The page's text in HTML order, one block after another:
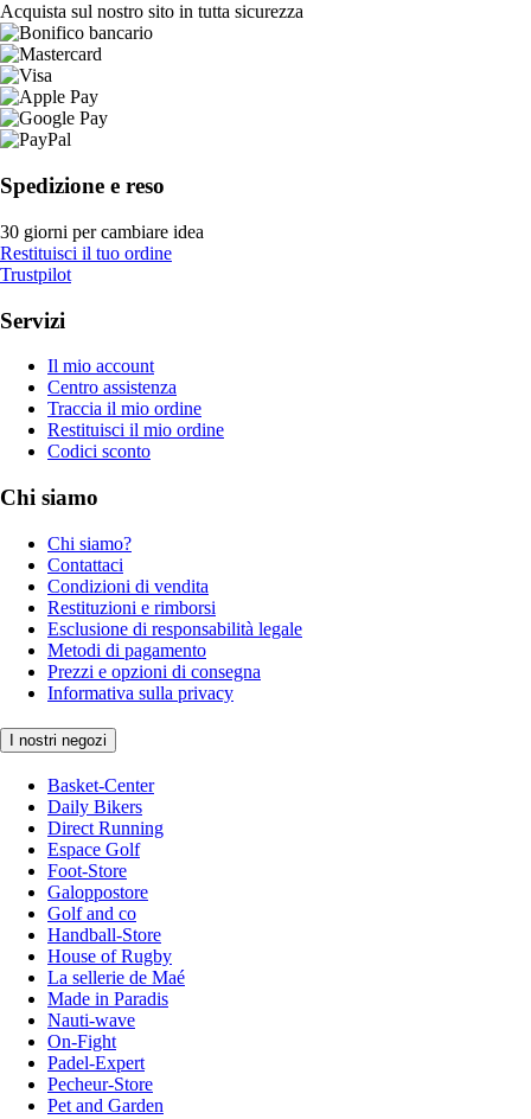
Acquista sul nostro sito in tutta sicurezza
Spedizione e reso
30 giorni per cambiare idea
Restituisci il tuo ordine
Trustpilot
Servizi
Il mio account
Centro assistenza
Traccia il mio ordine
Restituisci il mio ordine
Codici sconto
Chi siamo
Chi siamo?
Contattaci
Condizioni di vendita
Restituzioni e rimborsi
Esclusione di responsabilità legale
Metodi di pagamento
Prezzi e opzioni di consegna
Informativa sulla privacy
I nostri negozi
Basket-Center
Daily Bikers
Direct Running
Espace Golf
Foot-Store
Galoppostore
Golf and co
Handball-Store
House of Rugby
La sellerie de Maé
Made in Paradis
Nauti-wave
On-Fight
Padel-Expert
Pecheur-Store
Pet and Garden